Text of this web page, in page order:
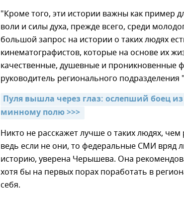
"Кроме того, эти истории важны как пример
воли и силы духа, прежде всего, среди
большой запрос на истории о таких людях
кинематографистов, которые на основе их
качественные, душевные и проникновенные
руководитель регионального подразделения
Пуля вышла через глаз: ослепший боец
минному полю >>>
Никто не расскажет лучше о таких людях,
ведь если не они, то федеральные СМИ вряд
историю, уверена Черышева. Она
хотя бы на первых порах поработать в
себя.